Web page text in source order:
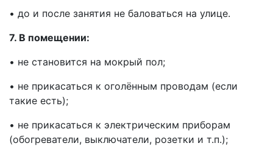
• до и после занятия не баловаться на улице.
7. В помещении:
• не становится на мокрый пол;
• не прикасаться к оголённым проводам (если
такие есть);
• не прикасаться к электрическим приборам
(обогреватели, выключатели, розетки и т.п.);